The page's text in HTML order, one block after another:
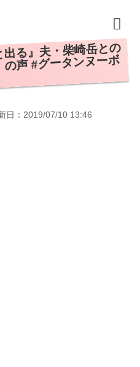
る』夫・柴崎岳との
声 #グータンヌーボ
日： 2019/07/10 13:46